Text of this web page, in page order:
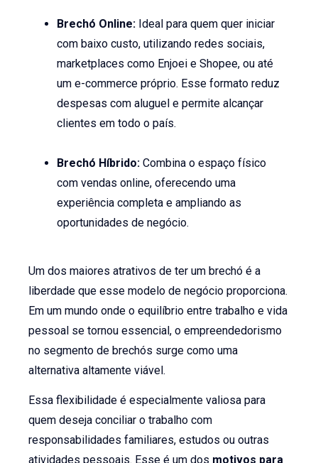
Brechó Online: Ideal para quem quer iniciar
com baixo custo, utilizando redes sociais,
marketplaces como Enjoei e Shopee, ou até
um e-commerce próprio. Esse formato reduz
despesas com aluguel e permite alcançar
clientes em todo o país.
Brechó Híbrido: Combina o espaço físico
com vendas online, oferecendo uma
experiência completa e ampliando as
oportunidades de negócio.
Um dos maiores atrativos de ter um brechó é a
liberdade que esse modelo de negócio proporciona.
Em um mundo onde o equilíbrio entre trabalho e vida
pessoal se tornou essencial, o empreendedorismo
no segmento de brechós surge como uma
alternativa altamente viável.
Essa flexibilidade é especialmente valiosa para
quem deseja conciliar o trabalho com
responsabilidades familiares, estudos ou outras
atividades pessoais. Esse é um dos motivos para